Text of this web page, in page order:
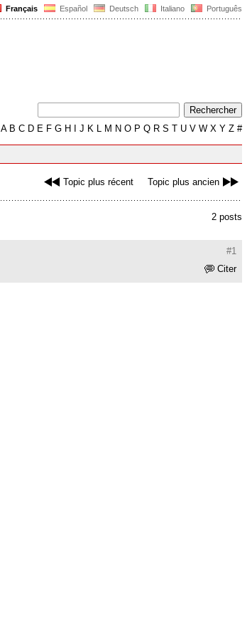
Français Español Deutsch Italiano Português
AB C D E F G H J K L M N O P Q R S T U V W X Y Z #
Topic plus récent Topic plus ancien
2 posts
#1
Citer